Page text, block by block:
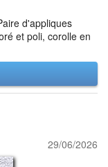
d'appliques
et poli, corolle en
29/06/2026